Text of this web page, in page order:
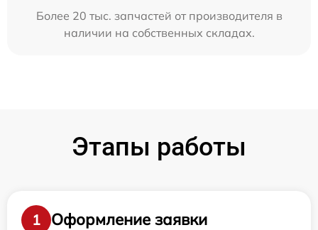
Более 20 тыс. запчастей от производителя в
наличии на собственных складах.
Этапы работы
1
Оформление заявки